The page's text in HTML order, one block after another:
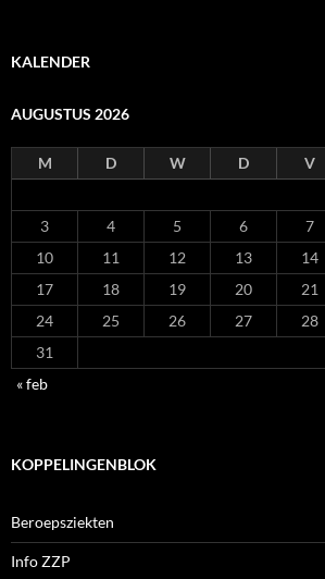
KALENDER
AUGUSTUS 2026
M D W D V
3
4 5 6 7
10
11 12 13 14
17
18 19 20 21
24
25 26 27 28
31
« feb
KOPPELINGENBLOK
Beroepsziekten
Info ZZP